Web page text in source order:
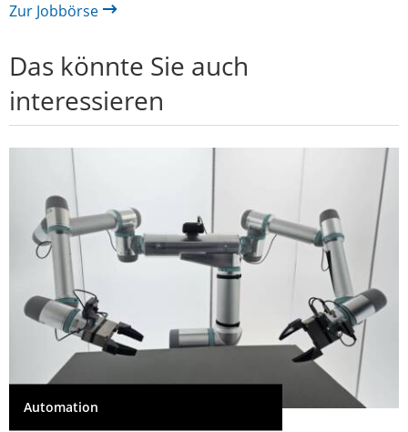
Zur Jobbörse
Das könnte Sie auch
interessieren
Automation